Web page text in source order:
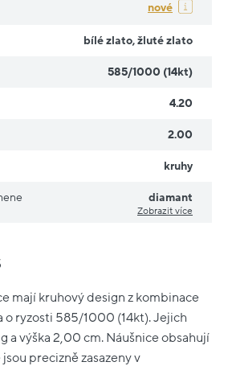
mají kruhový design z kombinace
o ryzosti 585/1000 (14kt). Jejich
a výška 2,00 cm. Náušnice obsahují
precizně zasazeny v
nové
bílé zlato, žluté zlato
585/1000 (14kt)
4.20
2.00
kruhy
diamant
Zobrazit více